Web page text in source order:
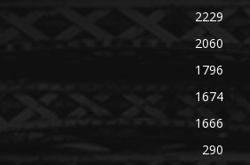
2229
2060
1796
1674
1666
290